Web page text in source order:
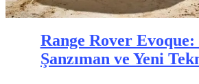
Range Rover
Şanzıman ve Yeni